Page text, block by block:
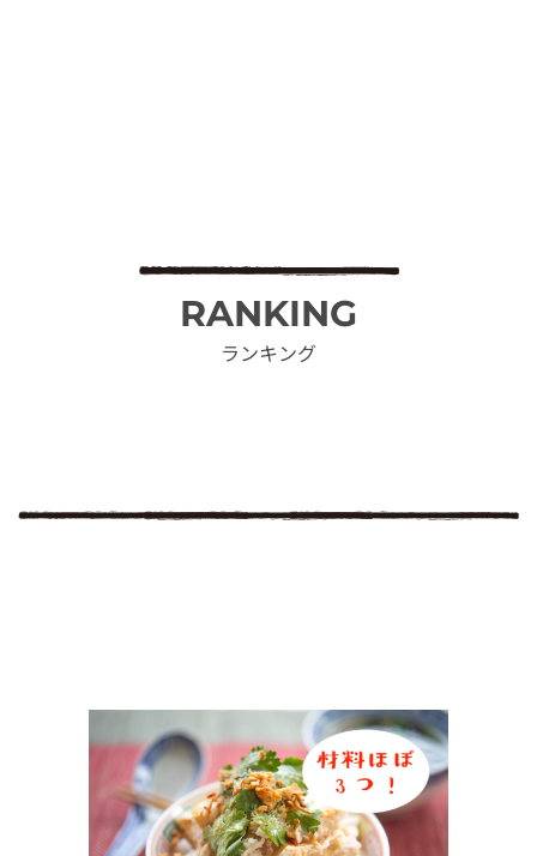
RANKING
ランキング